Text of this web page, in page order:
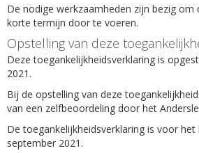
De nodige werkzaamheden zijn bezig om
korte termijn door te voeren.
Opstelling van deze
Deze toegankelijkheidsverklaring is
2021.
Bij de opstelling van deze
van een zelfbeoordeling door het
De toegankelijkheidsverklaring is voor het
september 2021.